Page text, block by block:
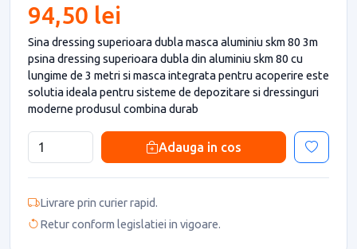
94,50 lei
Sina dressing superioara dubla masca aluminiu skm 80 3m
psina dressing superioara dubla din aluminiu skm 80 cu
lungime de 3 metri si masca integrata pentru acoperire este
solutia ideala pentru sisteme de depozitare si dressinguri
moderne produsul combina durab
Adauga in cos
Livrare prin curier rapid.
Retur conform legislatiei in vigoare.